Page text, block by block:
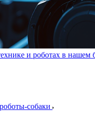
и роботах в нашем
собаки